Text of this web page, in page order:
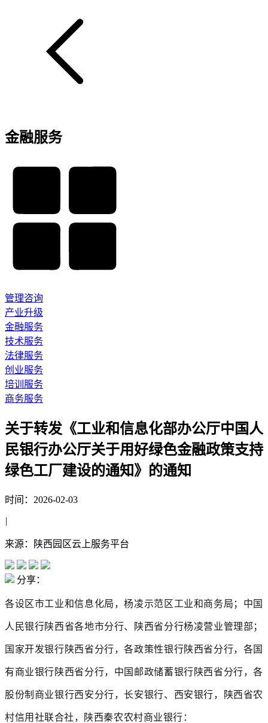
金融服务
管理咨询
产业升级
金融服务
技术服务
法律服务
创业服务
培训服务
商务服务
关于转发《工业和信息化部办公厅中国人
民银行办公厅关于用好绿色金融政策支持
绿色工厂建设的通知》的通知
时间：2026-02-03
|
来源：陕西园区云上服务平台
分享：
各设区市工业和信息化局，杨凌示范区工业和商务局；中国
人民银行陕西省各地市分行、陕西省分行杨凌营业管理部；
国家开发银行陕西省分行，各政策性银行陕西省分行，各国
有商业银行陕西省分行，中国邮政储蓄银行陕西省分行，各
股份制商业银行西安分行，长安银行、西安银行，陕西省农
村信用社联合社，陕西秦农农村商业银行：